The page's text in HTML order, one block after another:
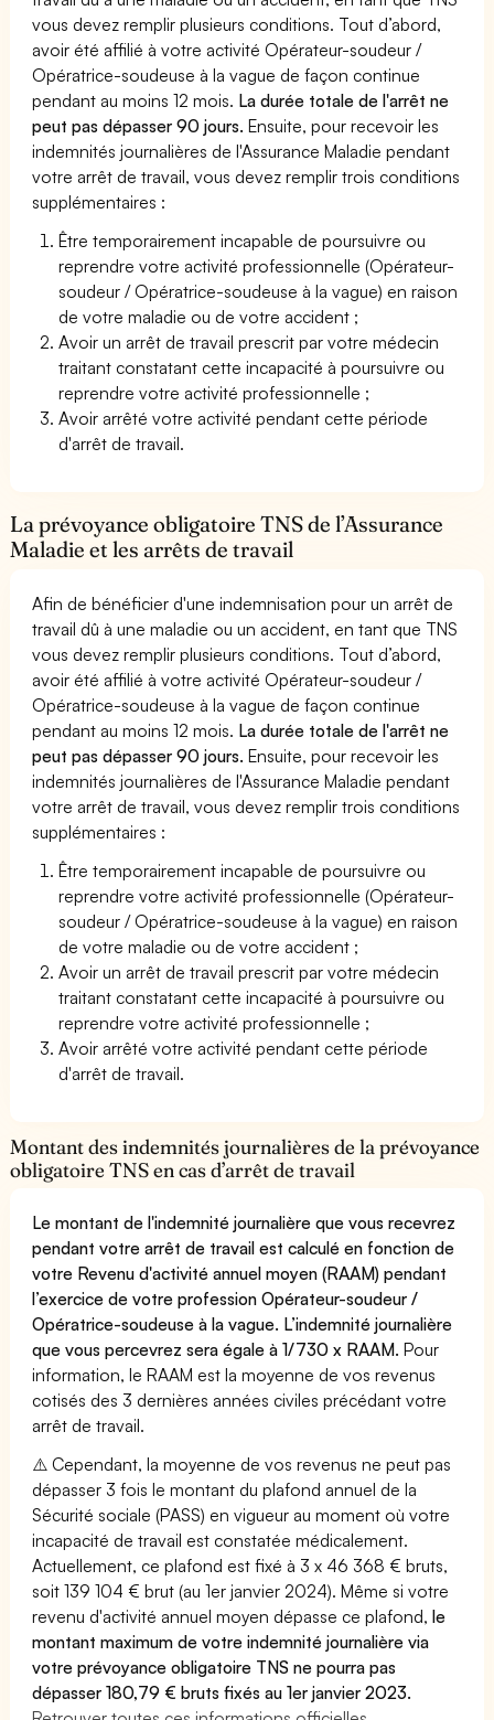
vous devez remplir plusieurs conditions. Tout d’abord,
avoir été affilié à votre activité Opérateur-soudeur /
Opératrice-soudeuse à la vague de façon continue
pendant au moins 12 mois. La durée totale de l'arrêt ne
peut pas dépasser 90 jours. Ensuite, pour recevoir les
indemnités journalières de l'Assurance Maladie pendant
votre arrêt de travail, vous devez remplir trois conditions
supplémentaires :
Être temporairement incapable de poursuivre ou
reprendre votre activité professionnelle (Opérateur-
soudeur / Opératrice-soudeuse à la vague) en raison
de votre maladie ou de votre accident ;
Avoir un arrêt de travail prescrit par votre médecin
traitant constatant cette incapacité à poursuivre ou
reprendre votre activité professionnelle ;
Avoir arrêté votre activité pendant cette période
d'arrêt de travail.
La prévoyance obligatoire TNS de l’Assurance
Maladie et les arrêts de travail
Afin de bénéficier d'une indemnisation pour un arrêt de
travail dû à une maladie ou un accident, en tant que TNS
vous devez remplir plusieurs conditions. Tout d’abord,
avoir été affilié à votre activité Opérateur-soudeur /
Opératrice-soudeuse à la vague de façon continue
pendant au moins 12 mois. La durée totale de l'arrêt ne
peut pas dépasser 90 jours. Ensuite, pour recevoir les
indemnités journalières de l'Assurance Maladie pendant
votre arrêt de travail, vous devez remplir trois conditions
supplémentaires :
Être temporairement incapable de poursuivre ou
reprendre votre activité professionnelle (Opérateur-
soudeur / Opératrice-soudeuse à la vague) en raison
de votre maladie ou de votre accident ;
Avoir un arrêt de travail prescrit par votre médecin
traitant constatant cette incapacité à poursuivre ou
reprendre votre activité professionnelle ;
Avoir arrêté votre activité pendant cette période
d'arrêt de travail.
Montant des indemnités journalières de la prévoyance
obligatoire TNS en cas d’arrêt de travail
Le montant de l'indemnité journalière que vous recevrez
pendant votre arrêt de travail est calculé en fonction de
votre Revenu d'activité annuel moyen (RAAM) pendant
l’exercice de votre profession Opérateur-soudeur /
Opératrice-soudeuse à la vague. L’indemnité journalière
que vous percevrez sera égale à 1/730 x RAAM. Pour
information, le RAAM est la moyenne de vos revenus
cotisés des 3 dernières années civiles précédant votre
arrêt de travail.
⚠️ Cependant, la moyenne de vos revenus ne peut pas
dépasser 3 fois le montant du plafond annuel de la
Sécurité sociale (PASS) en vigueur au moment où votre
incapacité de travail est constatée médicalement.
Actuellement, ce plafond est fixé à 3 x 46 368 € bruts,
soit 139 104 € brut (au 1er janvier 2024). Même si votre
revenu d'activité annuel moyen dépasse ce plafond,le
montant maximum de votre indemnité journalière via
votre prévoyance obligatoire TNS ne pourra pas
dépasser 180,79 € bruts fixés au 1er janvier 2023.